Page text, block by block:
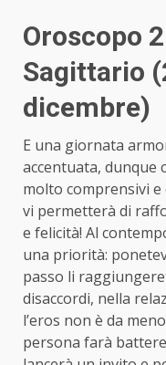
Oroscopo
Sagittario
dicembre)
E una giornata
accentuata, dunque
molto comprensivi e
vi permetterà di
e felicità! Al
una priorità:
passo li
disaccordi, nella
l’eros non è da
persona farà